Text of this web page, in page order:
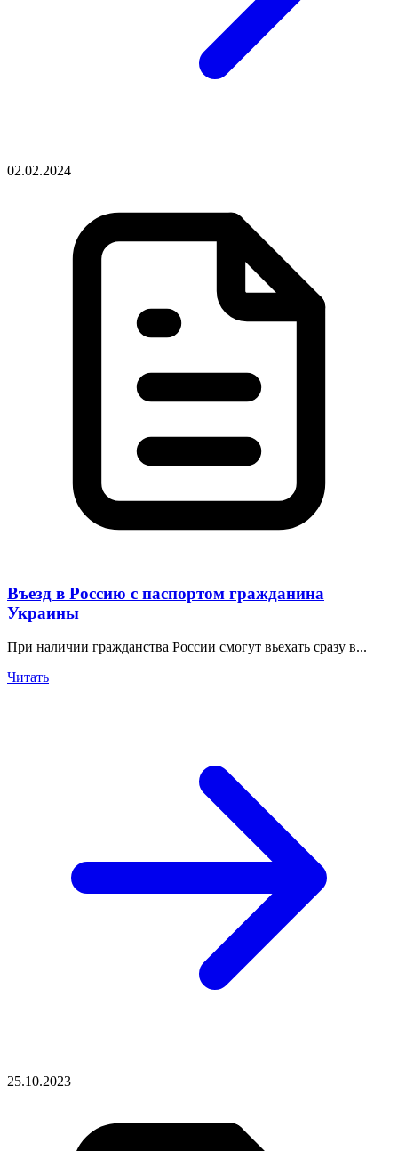
02.02.2024
Въезд в Россию с паспортом гражданина
Украины
При наличии гражданства России смогут вьехать сразу в...
Читать
25.10.2023